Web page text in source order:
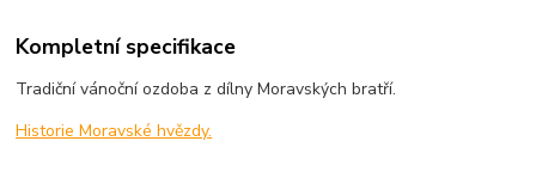
Kompletní specifikace
Tradiční vánoční ozdoba z dílny Moravských bratří.
Historie Moravské hvězdy.